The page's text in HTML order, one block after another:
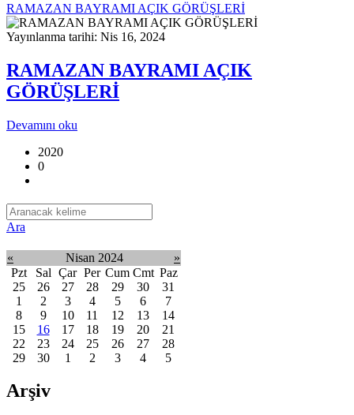
RAMAZAN BAYRAMI AÇIK GÖRÜŞLERİ
Yayınlanma tarihi: Nis 16, 2024
RAMAZAN BAYRAMI AÇIK
GÖRÜŞLERİ
Devamını oku
2020
0
Ara
« Nisan 2024
»
Pzt
Sal Çar Per Cum Cmt Paz
25
26 27 28 29 30
31
1
2 3 4 5 6
7
8
9 10 11 12 13
14
15
16 17 18 19 20
21
22
23 24 25 26 27
28
29
30 1 2 3 4 5
Arşiv